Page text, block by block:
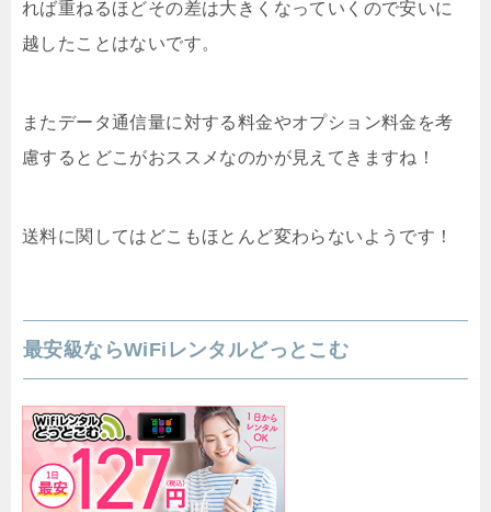
れば重ねるほどその差は大きくなっていくので安いに
越したことはないです。
またデータ通信量に対する料金やオプション料金を考
慮するとどこがおススメなのかが見えてきますね！
送料に関してはどこもほとんど変わらないようです！
最安級ならWiFiレンタルどっとこむ